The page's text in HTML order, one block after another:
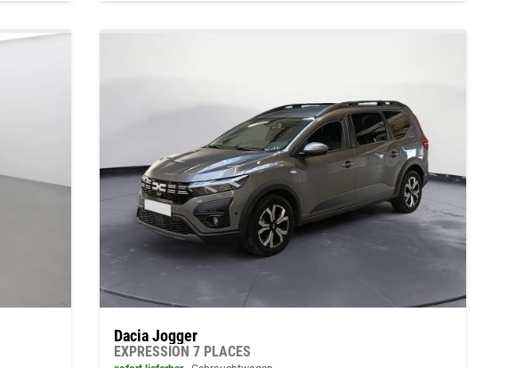
Dacia Jogger
EXPRESSION 7 PLACES